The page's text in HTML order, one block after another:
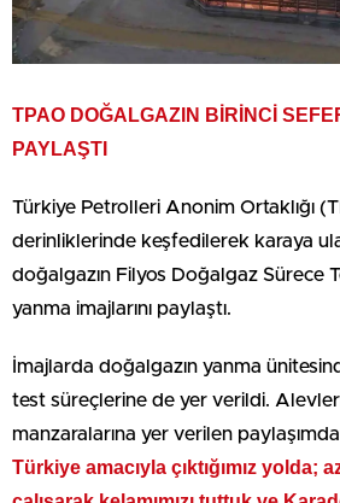
TPAO DOĞALGAZIN BİRİNCİ
PAYLAŞTI
Türkiye Petrolleri Anonim Ortaklığı
derinliklerinde keşfedilerek karaya
doğalgazın Filyos Doğalgaz Sürece
yanma imajlarını paylaştı.
İmajlarda doğalgazın yanma
test süreçlerine de yer verildi.
manzaralarına yer verilen
Türkiye amacıyla çıktığımız yolda;